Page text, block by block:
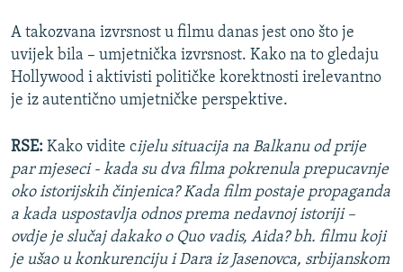
A takozvana izvrsnost u filmu danas jest ono što je
uvijek bila – umjetnička izvrsnost. Kako na to gledaju
Hollywood i aktivisti političke korektnosti irelevantno
je iz autentično umjetničke perspektive.
RSE: Kako vidite cijelu situacija na Balkanu od prije
par mjeseci - kada su dva filma pokrenula prepucavnje
oko istorijskih činjenica? Kada film postaje propaganda
a kada uspostavlja odnos prema nedavnoj istoriji –
ovdje je slučaj dakako o Quo vadis, Aida? bh. filmu koji
je ušao u konkurenciju i Dara iz Jasenovca, srbijanskom